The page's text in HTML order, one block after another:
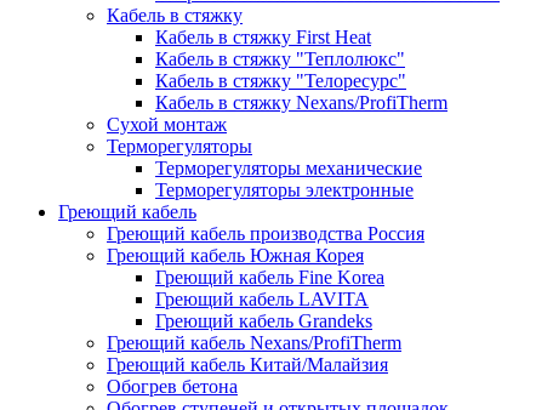
Кабель в стяжку
Кабель в стяжку First Heat
Кабель в стяжку "Теплолюкс"
Кабель в стяжку "Телоресурс"
Кабель в стяжку Nexans/ProfiTherm
Сухой монтаж
Терморегуляторы
Терморегуляторы механические
Терморегуляторы электронные
Греющий кабель
Греющий кабель производства Россия
Греющий кабель Южная Корея
Греющий кабель Fine Korea
Греющий кабель LAVITA
Греющий кабель Grandeks
Греющий кабель Nexans/ProfiTherm
Греющий кабель Китай/Малайзия
Обогрев бетона